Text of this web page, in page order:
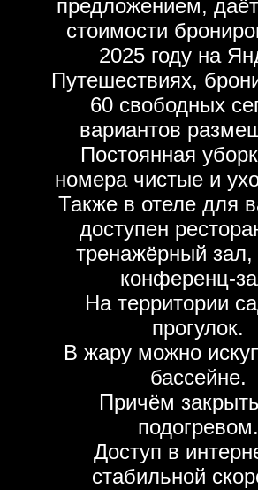
предложением,
стоимости
2025 году на
Путешествиях,
60 свободных
вариантов
Постоянная
номера чистые и
Также в отеле для
доступен
тренажёрный зал,
конференц-
На территории
прогулок.
В жару можно
бассейне.
Причём
подогревом.
Доступ в
стабильной